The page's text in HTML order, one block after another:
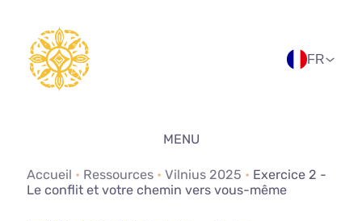
contenu
FR
MENU
Accueil • Ressources • Vilnius 2025 • Exercice 2 -
Le conflit et votre chemin vers vous-même